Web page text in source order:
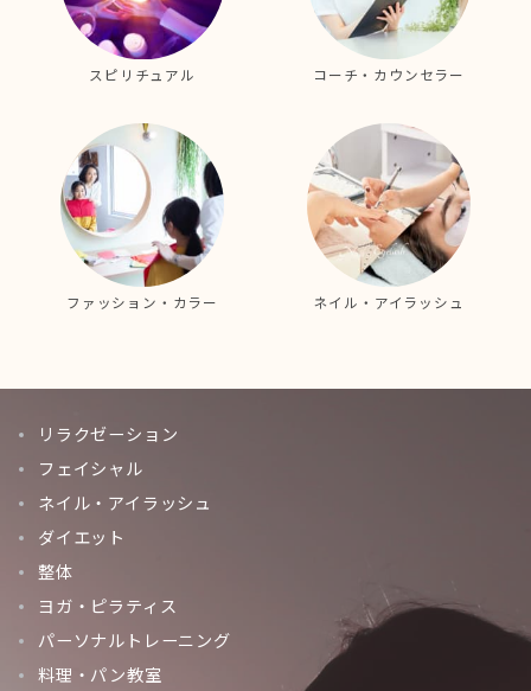
スピリチュアル コーチ・カウンセラー
ファッション・カラー ネイル・アイラッシュ
リラクゼーション
フェイシャル
ネイル・アイラッシュ
ダイエット
整体
ヨガ・ピラティス
パーソナルトレーニング
料理・パン教室